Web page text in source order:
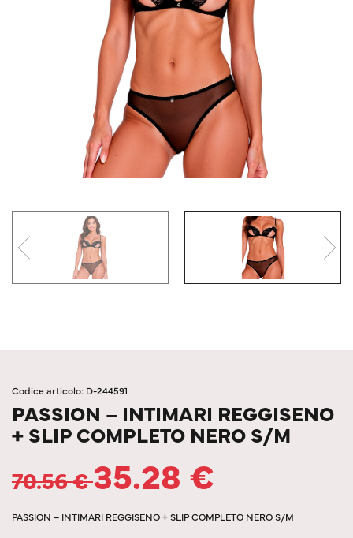
Codice articolo: D-244591
PASSION – INTIMARI REGGISENO
+ SLIP COMPLETO NERO S/M
70.56€35.28 €
PASSION – INTIMARI REGGISENO + SLIP COMPLETO NERO S/M